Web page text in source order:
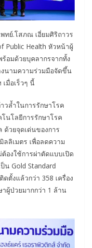
ย์.โสภณ เอี่ยมศิริถาวร
Public Health หัวหน้าผู้
อมด้วยบุคลากรจากทั้ง
นามความร่วมมือจัดขึ้น
มื่อเร็วๆ นี้
วล้ำในการรักษาโรค
โนโลยีการรักษาโรค
ด้วยจุดเด่นของการ
ลิเมตร เพื่อลดความ
องใช้การผ่าตัดแบบเปิด
น Gold Standard
ตั้งแล้วกว่า 358 เครื่อง
ผู้ป่วยมากกว่า 1 ล้าน